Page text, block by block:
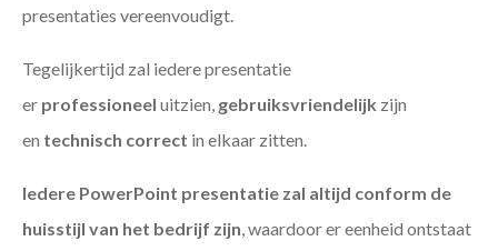
presentaties vereenvoudigt.
Tegelijkertijd zal iedere presentatie
er professioneel uitzien, gebruiksvriendelijk zijn
en technisch correct in elkaar zitten.
Iedere PowerPoint presentatie zal altijd conform de
huisstijl van het bedrijf zijn, waardoor er eenheid ontstaat